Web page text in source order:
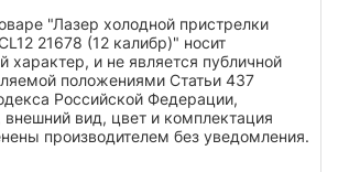
"Лазер холодной пристрелки
21678 (12 калибр)" носит
характер, и не является публичной
положениями Статьи 437
Российской Федерации,
внешний вид, цвет и комплектация
производителем без уведомления.